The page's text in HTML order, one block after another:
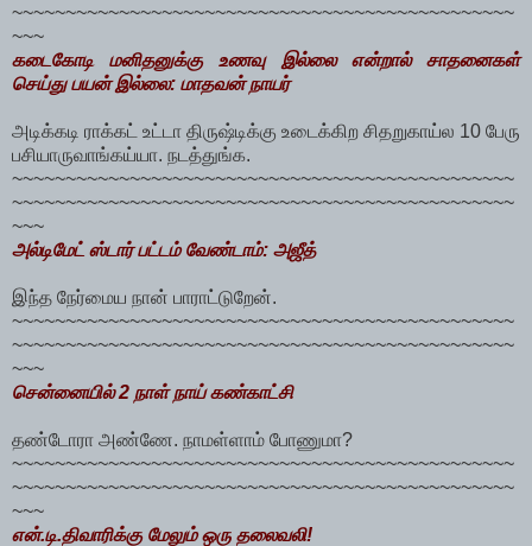
~~~~~~~~~~~~~~~~~~~~~~~~~~~~~~~~~~~~~~~~~~~~~~~
~~~
கடைகோடி மனிதனுக்கு உணவு இல்லை என்றால் சாதனைகள்
செய்து பயன் இல்லை: மாதவன் நாயர்
அடிக்கடி ராக்கட் உட்டா திருஷ்டிக்கு உடைக்கிற சிதறுகாய்ல 10 பேரு
பசியாருவாங்கய்யா. நடத்துங்க.
~~~~~~~~~~~~~~~~~~~~~~~~~~~~~~~~~~~~~~~~~~~~~~~
~~~~~~~~~~~~~~~~~~~~~~~~~~~~~~~~~~~~~~~~~~~~~~~
~~~
அல்டிமேட் ஸ்டார் பட்டம் வேண்டாம்: அஜீத்
இந்த நேர்மைய நான் பாராட்டுறேன்.
~~~~~~~~~~~~~~~~~~~~~~~~~~~~~~~~~~~~~~~~~~~~~~~
~~~~~~~~~~~~~~~~~~~~~~~~~~~~~~~~~~~~~~~~~~~~~~~
~~~
சென்னையில் 2 நாள் நாய் கண்காட்சி
தண்டோரா அண்ணே. நாமள்ளாம் போணுமா?
~~~~~~~~~~~~~~~~~~~~~~~~~~~~~~~~~~~~~~~~~~~~~~~
~~~~~~~~~~~~~~~~~~~~~~~~~~~~~~~~~~~~~~~~~~~~~~~
~~~
என்.டி.திவாரிக்கு மேலும் ஒரு தலைவலி!